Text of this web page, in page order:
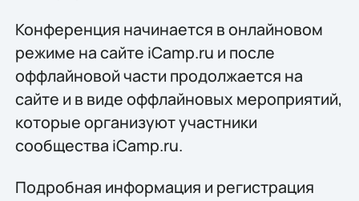
Конференция начинается в онлайновом
режиме на сайте iCamp.ru и после
оффлайновой части продолжается на
сайте и в виде оффлайновых мероприятий,
которые организуют участники
сообщества iCamp.ru.
Подробная информация и регистрация